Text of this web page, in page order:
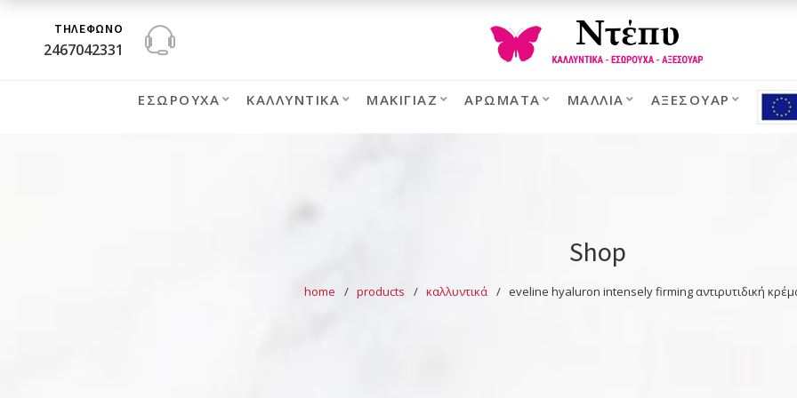
ΤΗΛΕΦΩΝΟ
2467042331
ΕΣΏΡΟΥΧΑ ΚΑΛΛΥΝΤΙΚΆ ΜΑΚΙΓΙΆΖ ΑΡΏΜΑΤΑ ΜΑΛΛΙΆ ΑΞΕΣΟΥΆΡ
Shop
home products καλλυντικά eveline hyaluron intensely firming αντιρυτιδική